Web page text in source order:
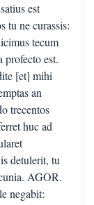
est
tu ne curassis:
tecum
profecto est.
[et] mihi
an
trecentos
huc ad
detulerit, tu
AGOR.
negabit: